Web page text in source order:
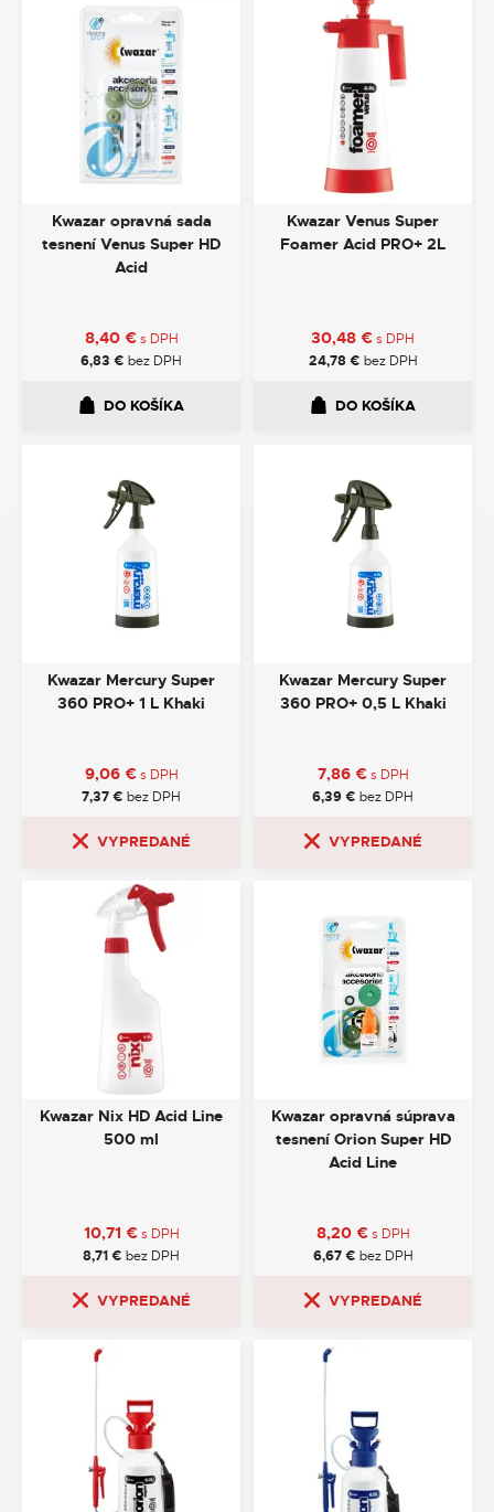
Kwazar opravná sada
tesnení Venus Super HD
Acid
8,40 € s DPH
6,83 € bez DPH
DO KOŠÍKA
Kwazar Venus Super
Foamer Acid PRO+ 2L
30,48 €s DPH
24,78€ bez DPH
DO KOŠÍKA
Kwazar Mercury Super
360 PRO+ 1 L Khaki
9,06 € s DPH
7,37€ bez DPH
VYPREDANÉ
Kwazar Mercury Super
360 PRO+ 0,5 L Khaki
7,86 € s DPH
6,39€ bez DPH
VYPREDANÉ
Kwazar Nix HD Acid Line
500 ml
10,71 € s DPH
8,71€ bez DPH
VYPREDANÉ
Kwazar opravná súprava
tesnení Orion Super HD
Acid Line
8,20 € s DPH
6,67€ bez DPH
VYPREDANÉ